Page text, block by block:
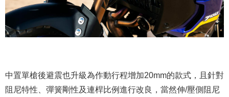
中置單槍後避震也升級為作動行程增加20mm的款式，且針對
阻尼特性、彈簧剛性及連桿比例進行改良，當然伸/壓側阻尼